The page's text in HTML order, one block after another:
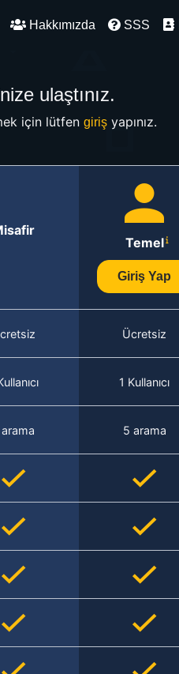
Hakkımızda SSS
ulaştınız.
için lütfen girişyapınız.
Temel
Giriş Yap
Ücretsiz
1 Kullanıcı
arama 5 arama